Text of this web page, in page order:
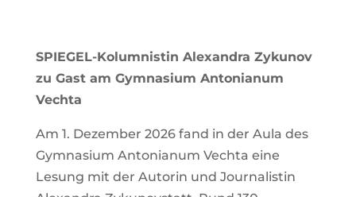
SPIEGEL-Kolumnistin Alexandra Zykunov
zu Gast am Gymnasium Antonianum
Vechta
Am 1. Dezember 2026 fand in der Aula des
Gymnasium Antonianum Vechta eine
Lesung mit der Autorin und Journalistin